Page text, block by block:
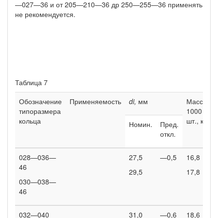
—027—36 и от 205—210—36 др 250—255—36 применять
не рекомендуется.
Таблица 7
Обозначение
типоразмера
кольца
Применяемость di, мм
Масса
1000
шт., кґ
Номин.
Пред.
откл.
028—036—
46
030—038—
46
27,5
29,5
—0,5
16,8
17,8
032—040 31,0 —0,6 18,6